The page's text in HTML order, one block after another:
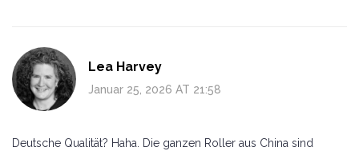
Lea Harvey
Januar 25, 2026 AT 21:58
Deutsche Qualität? Haha. Die ganzen Roller aus China sind